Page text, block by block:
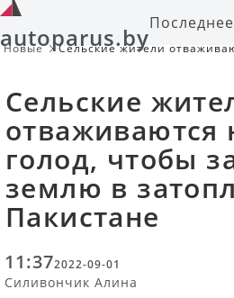
autoparus.byПоследнее
Новые
Сельские жители
Сельские
отваживаются
голод, чтобы
землю в
Пакистане
11:372022-09-01
Силивончик Алина